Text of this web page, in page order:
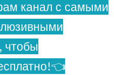
канал с самыми
чтобы